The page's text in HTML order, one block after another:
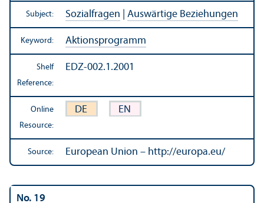
Subject: Sozialfragen Auswärtige Beziehungen
Keyword: Aktionsprogramm
Shelf
Reference:
EDZ-002.1.2001
Online
Resource:
DE EN
Source: European Union – http://europa.eu/
No. 19